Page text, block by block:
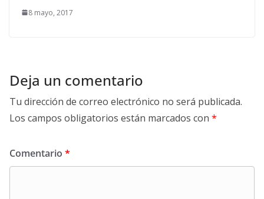
8 mayo, 2017
Deja un comentario
Tu dirección de correo electrónico no será publicada.
Los campos obligatorios están marcados con *
Comentario *